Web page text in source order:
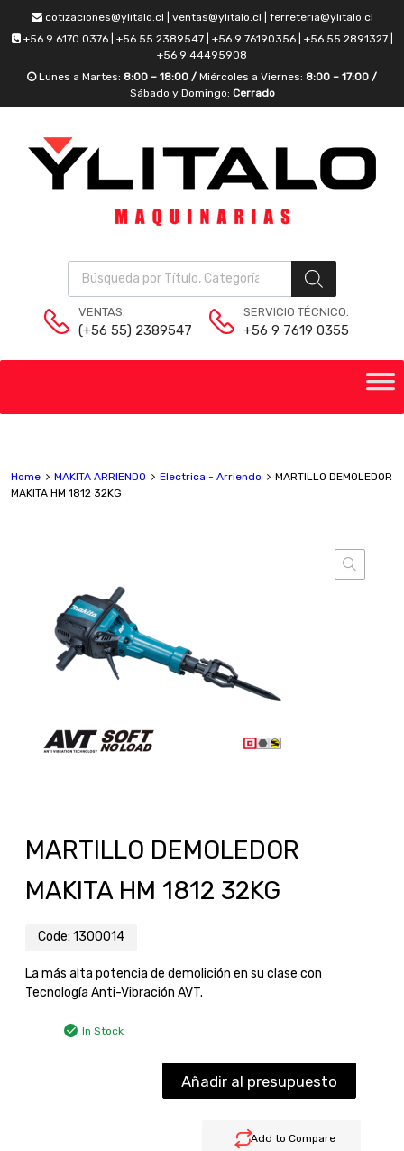
cotizaciones@ylitalo.cl | ventas@ylitalo.cl | ferreteria@ylitalo.cl
+56 9 6170 0376 | +56 55 2389547 | +56 9 76190356 | +56 55 2891327 |
+56 9 44495908
Lunes a Martes: 8:00 – 18:00 / Miércoles a Viernes: 8:00 – 17:00 /
Sábado y Domingo: Cerrado
VENTAS:
(+56 55) 2389547
SERVICIO TÉCNICO:
+56 9 7619 0355
Home MAKITA ARRIENDO Electrica - Arriendo
MARTILLO DEMOLEDOR
MAKITA HM 1812 32KG
MARTILLO DEMOLEDOR
MAKITA HM 1812 32KG
Code: 1300014
La más alta potencia de demolición en su clase con
Tecnología Anti-Vibración AVT.
In Stock
Add to Compare
Añadir al presupuesto